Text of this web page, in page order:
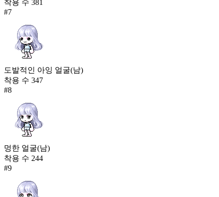
착용 수 381
#7
도발적인 아잉 얼굴(남)
착용 수 347
#8
멍한 얼굴(남)
착용 수 244
#9